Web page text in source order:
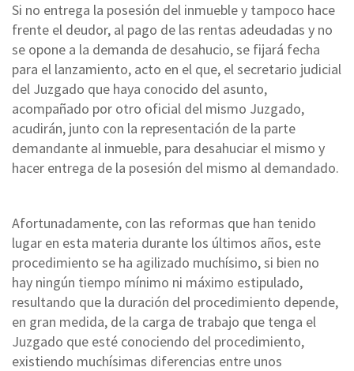
Si no entrega la posesión del inmueble y tampoco hace
frente el deudor, al pago de las rentas adeudadas y no
se opone a la demanda de desahucio, se fijará fecha
para el lanzamiento, acto en el que, el secretario judicial
del Juzgado que haya conocido del asunto,
acompañado por otro oficial del mismo Juzgado,
acudirán, junto con la representación de la parte
demandante al inmueble, para desahuciar el mismo y
hacer entrega de la posesión del mismo al demandado.
Afortunadamente, con las reformas que han tenido
lugar en esta materia durante los últimos años, este
procedimiento se ha agilizado muchísimo, si bien no
hay ningún tiempo mínimo ni máximo estipulado,
resultando que la duración del procedimiento depende,
en gran medida, de la carga de trabajo que tenga el
Juzgado que esté conociendo del procedimiento,
existiendo muchísimas diferencias entre unos